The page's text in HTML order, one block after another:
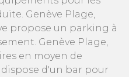
Genève Plage,
propose un parking à
Genève Plage,
en moyen de
d'un bar pour